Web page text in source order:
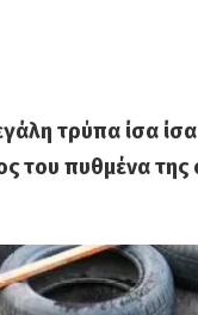
τρύπα ίσα
του πυθμένα